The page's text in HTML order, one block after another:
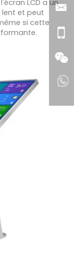
LCD a un
et peut
si cette